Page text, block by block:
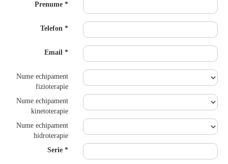
Prenume
Telefon
Email
Nume echipament
fizioterapie
Nume echipament
kinetoterapie
Nume echipament
hidroterapie
Serie